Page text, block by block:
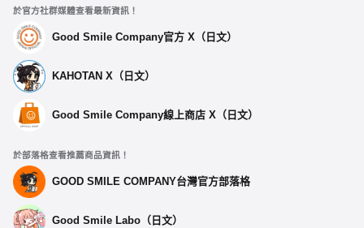
於官方社群媒體查看最新資訊！
Good Smile Company官方 X（日文）
KAHOTAN X（日文）
Good Smile Company線上商店 X（日文）
於部落格查看推薦商品資訊！
GOOD SMILE COMPANY台灣官方部落格
Good Smile Labo（日文）